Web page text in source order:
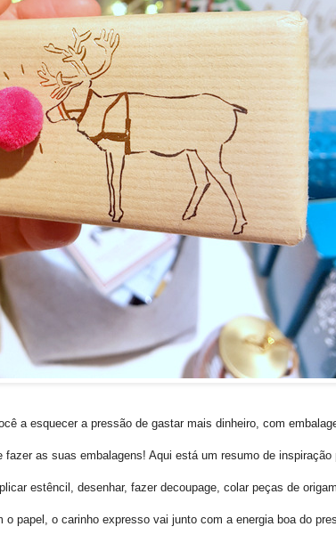
a esquecer a pressão de gastar mais dinheiro, com
as suas embalagens! Aqui está um resumo de inspiração
estêncil, desenhar, fazer decoupage, colar peças de
papel, o carinho expresso vai junto com a energia boa do